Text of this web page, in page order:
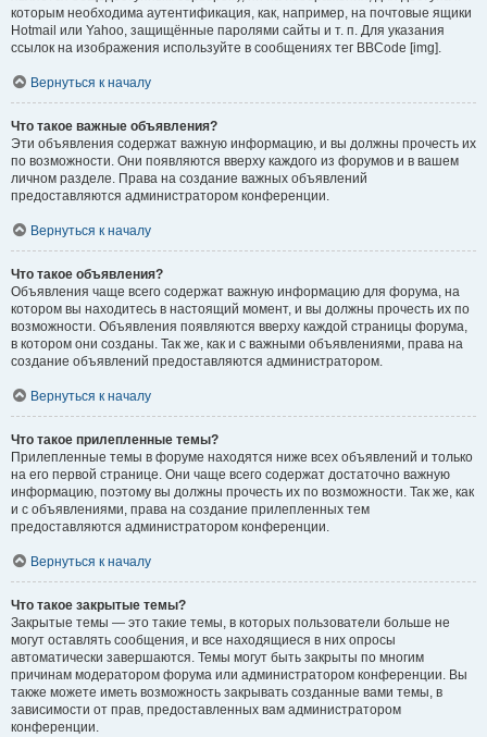
которым необходима аутентификация, как, например, на почтовые ящики
Hotmail или Yahoo, защищённые паролями сайты и т. п. Для указания
ссылок на изображения используйте в сообщениях тег BBCode [img].
Вернуться к началу
Что такое важные объявления?
Эти объявления содержат важную информацию, и вы должны прочесть их
по возможности. Они появляются вверху каждого из форумов и в вашем
личном разделе. Права на создание важных объявлений
предоставляются администратором конференции.
Вернуться к началу
Что такое объявления?
Объявления чаще всего содержат важную информацию для форума, на
котором вы находитесь в настоящий момент, и вы должны прочесть их по
возможности. Объявления появляются вверху каждой страницы форума,
в котором они созданы. Так же, как и с важными объявлениями, права на
создание объявлений предоставляются администратором.
Вернуться к началу
Что такое прилепленные темы?
Прилепленные темы в форуме находятся ниже всех объявлений и только
на его первой странице. Они чаще всего содержат достаточно важную
информацию, поэтому вы должны прочесть их по возможности. Так же, как
и с объявлениями, права на создание прилепленных тем
предоставляются администратором конференции.
Вернуться к началу
Что такое закрытые темы?
Закрытые темы — это такие темы, в которых пользователи больше не
могут оставлять сообщения, и все находящиеся в них опросы
автоматически завершаются. Темы могут быть закрыты по многим
причинам модератором форума или администратором конференции. Вы
также можете иметь возможность закрывать созданные вами темы, в
зависимости от прав, предоставленных вам администратором
конференции.